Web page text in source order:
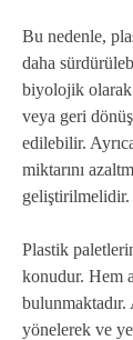
Bu nedenle,
daha
biyolojik olarak
veya geri
edilebilir.
miktarını
geliştirilmelidir.
Plastik
konudur. Hem
yönelerek ve